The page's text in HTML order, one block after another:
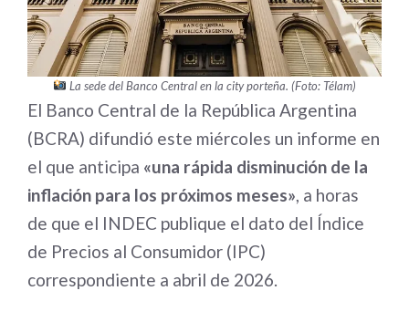
La sede del Banco Central en la city porteña. (Foto: Télam)
El Banco Central de la República Argentina
(BCRA) difundió este miércoles un informe en
el que anticipa «una rápida disminución de la
inflación para los próximos meses», a horas
de que el INDEC publique el dato del Índice
de Precios al Consumidor (IPC)
correspondiente a abril de 2026.